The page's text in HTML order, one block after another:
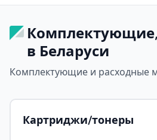
в Беларуси
Комплектующие и расходные
Картриджи/тонеры